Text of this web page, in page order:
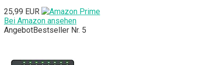
25,99 EUR
Bei Amazon ansehen
AngebotBestseller Nr. 5